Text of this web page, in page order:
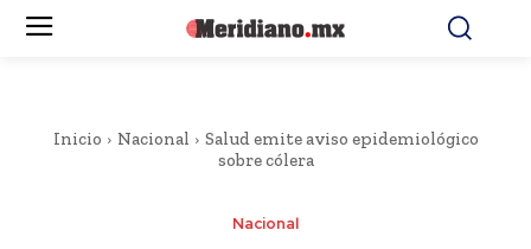
Inicio Nacional
Salud emite aviso epidemiológico
sobre cólera
Nacional